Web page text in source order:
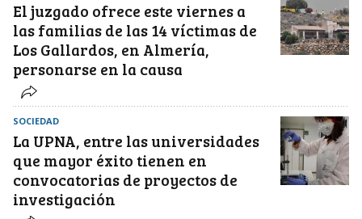
El juzgado ofrece este viernes a
las familias de las 14 víctimas de
Los Gallardos, en Almería,
personarse en la causa
SOCIEDAD
La UPNA, entre las universidades
que mayor éxito tienen en
convocatorias de proyectos de
investigación